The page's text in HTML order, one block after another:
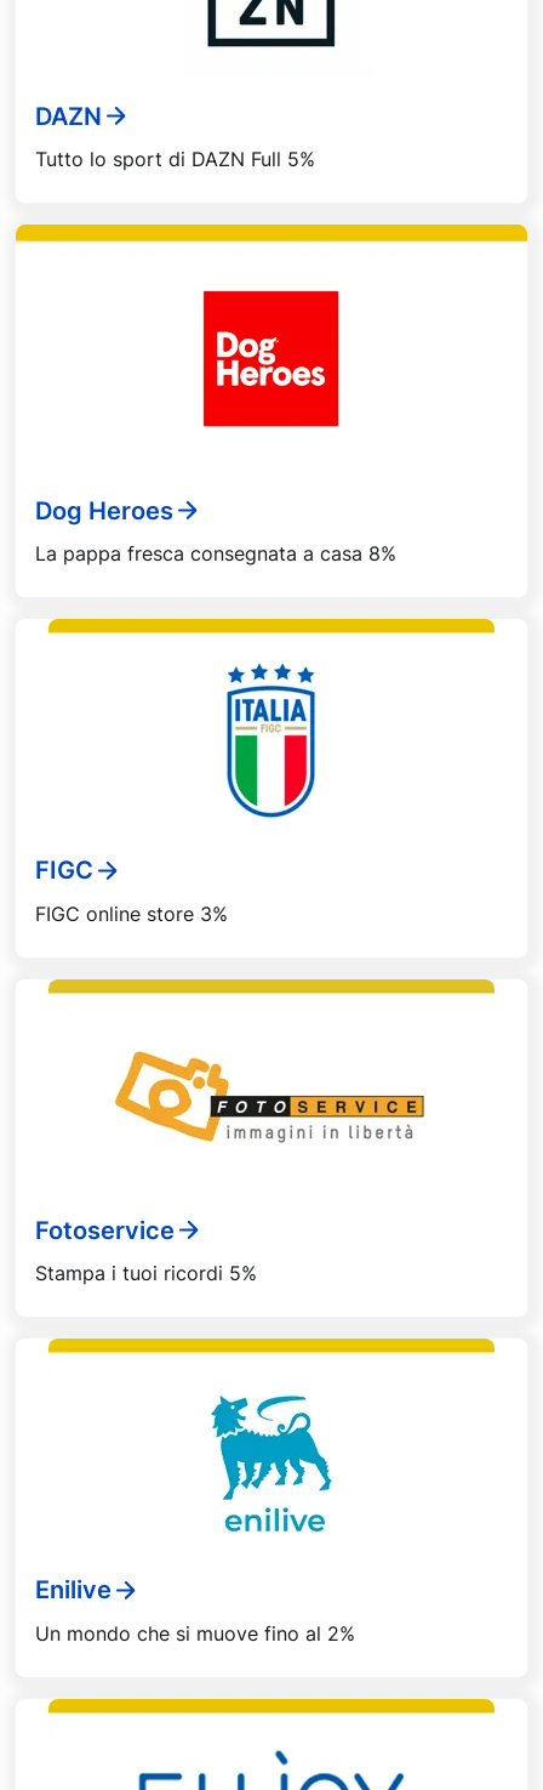
DAZN
Tutto lo sport di DAZN Full 5%
Dog Heroes
La pappa fresca consegnata a casa 8%
FIGC
FIGC online store 3%
Fotoservice
Stampa i tuoi ricordi 5%
Enilive
Un mondo che si muove fino al 2%